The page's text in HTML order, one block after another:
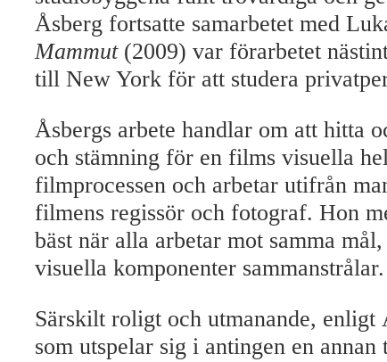
Åsberg fortsatte samarbetet med
Mammut(2009) var förarbetet
till New York för att studera
Åsbergs arbete handlar om att hitta
och stämning för en films visuella
filmprocessen och arbetar utifrån
filmens regissör och fotograf. Hon
bäst när alla arbetar mot samma
visuella komponenter sammanstrålar.
Särskilt roligt och utmanande,
som utspelar sig i antingen en